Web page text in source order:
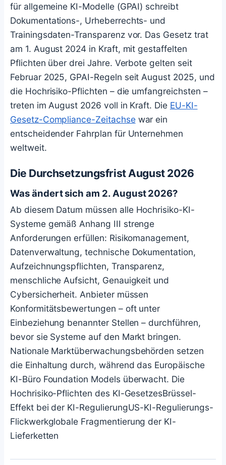
für allgemeine KI-Modelle (GPAI) schreibt
Dokumentations-, Urheberrechts- und
Trainingsdaten-Transparenz vor. Das Gesetz trat
am 1. August 2024 in Kraft, mit gestaffelten
Pflichten über drei Jahre. Verbote gelten seit
Februar 2025, GPAI-Regeln seit August 2025, und
die Hochrisiko-Pflichten – die umfangreichsten –
treten im August 2026 voll in Kraft. Die EU-KI-
Gesetz-Compliance-Zeitachsewar ein
entscheidender Fahrplan für Unternehmen
weltweit.
Die Durchsetzungsfrist August 2026
Was ändert sich am 2. August 2026?
Ab diesem Datum müssen alle Hochrisiko-KI-
Systeme gemäß Anhang III strenge
Anforderungen erfüllen: Risikomanagement,
Datenverwaltung, technische Dokumentation,
Aufzeichnungspflichten, Transparenz,
menschliche Aufsicht, Genauigkeit und
Cybersicherheit. Anbieter müssen
Konformitätsbewertungen – oft unter
Einbeziehung benannter Stellen – durchführen,
bevor sie Systeme auf den Markt bringen.
Nationale Marktüberwachungsbehörden setzen
die Einhaltung durch, während das Europäische
KI-Büro Foundation Models überwacht. Die
Hochrisiko-Pflichten des KI-GesetzesBrüssel-
Effekt bei der KI-RegulierungUS-KI-Regulierungs-
Flickwerkglobale Fragmentierung der KI-
Lieferketten